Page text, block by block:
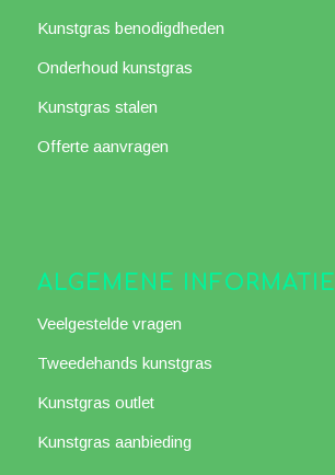
Kunstgras benodigdheden
Onderhoud kunstgras
Kunstgras stalen
Offerte aanvragen
ALGEMENE INFORMATIE
Veelgestelde vragen
Tweedehands kunstgras
Kunstgras outlet
Kunstgras aanbieding